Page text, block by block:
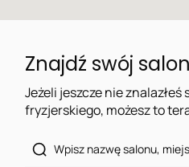
Znajdź swój salon
Jeżeli jeszcze nie znalazłeś
fryzjerskiego, możesz to